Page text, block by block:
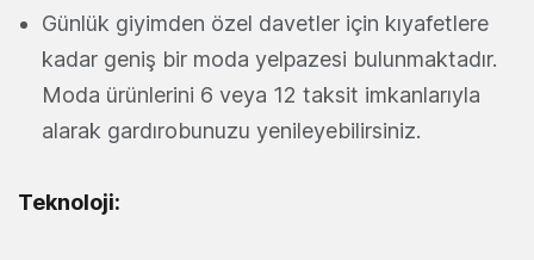
Günlük giyimden özel davetler için kıyafetlere
kadar geniş bir moda yelpazesi bulunmaktadır.
Moda ürünlerini 6 veya 12 taksit imkanlarıyla
alarak gardırobunuzu yenileyebilirsiniz.
Teknoloji: